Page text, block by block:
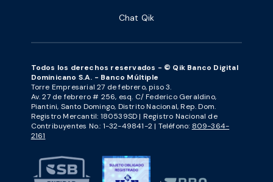
Chat Qik
Todos los derechos reservados - © Qik Banco Digital
Dominicano S.A. - Banco Múltiple
Torre Empresarial 27 de febrero, piso 3.
Av. 27 de febrero # 256, esq. C/ Federico Geraldino,
Piantini, Santo Domingo, Distrito Nacional, Rep. Dom.
Registro Mercantil: 180539SD | Registro Nacional de
Contribuyentes No.: 1-32-49841-2 | Teléfono: 809-364-
2161